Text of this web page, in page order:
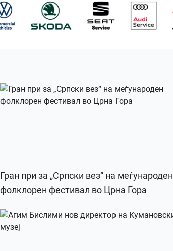
Гран при за „Српски вез“ на меѓународен
фолклорен фестивал во Црна Гора